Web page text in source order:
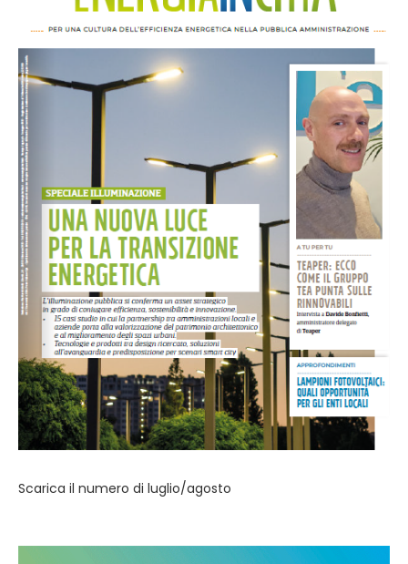
Scarica il numero di luglio/agosto